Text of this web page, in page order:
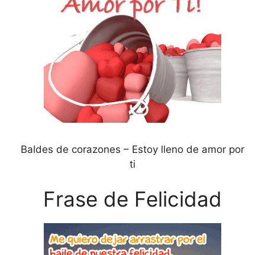
Baldes de corazones – Estoy lleno de amor por
ti
Frase de Felicidad